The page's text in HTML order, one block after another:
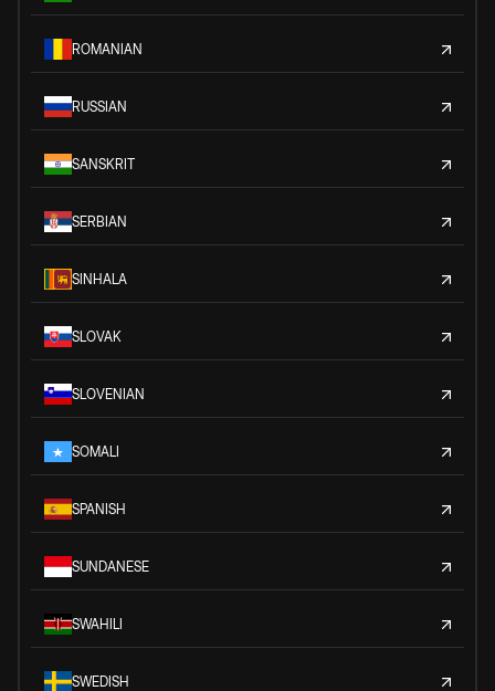
ROMANIAN
RUSSIAN
SANSKRIT
SERBIAN
SINHALA
SLOVAK
SLOVENIAN
SOMALI
SPANISH
SUNDANESE
SWAHILI
SWEDISH